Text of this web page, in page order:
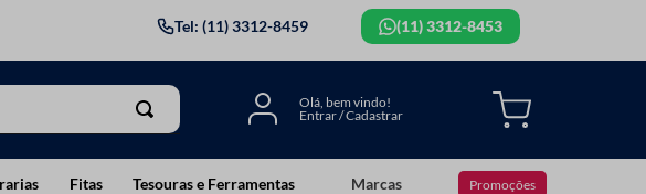
Tel: (11) 3312-8459 (11) 3312-8453
Fitas Tesouras e Ferramentas Marcas Promoções